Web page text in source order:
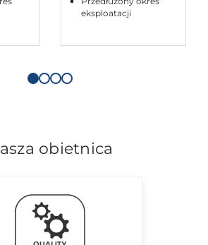
eksploatacji
obietnica